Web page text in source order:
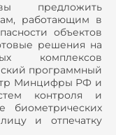
предложить
работающим в
объектов
решения на
комплексов
программный
Минцифры РФ и
контроля и
биометрических
и отпечатку